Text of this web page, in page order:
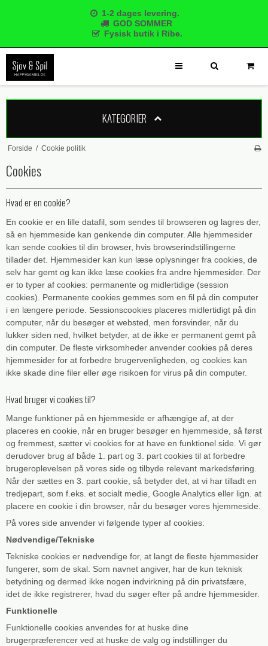
1-2 dages levering.
GOD SOMMER
Fysisk butik i Ribe.
KATEGORIER
Forside / Cookie politik
Cookies
Hvad er en cookie?
En cookie er en lille datafil, som sendes til browseren og lagres der,
så en hjemmeside kan genkende din computer. Alle hjemmesider
kan sende cookies til din browser, hvis browserindstillingerne
tillader det. Hjemmesider kan kun læse oplysninger fra cookies, de
selv har gemt og kan ikke læse cookies fra andre hjemmesider. Der
er to typer af cookies: permanente og midlertidige (session
cookies). Permanente cookies gemmes som en fil på din computer
i en længere periode. Sessionscookies placeres midlertidigt på din
computer, når du besøger et websted, men forsvinder, når du
lukker siden ned, hvilket betyder, at de ikke er permanent gemt på
din computer. De fleste virksomheder anvender cookies på deres
hjemmesider for at forbedre brugervenligheden, og cookies kan
ikke skade dine filer eller øge risikoen for virus på din computer.
Hvad bruger vi cookies til?
Mange funktioner på en hjemmeside er afhængige af, at der
placeres en cookie, når en bruger besøger en hjemmeside, så først
og fremmest, sætter vi cookies for at have en funktionel side. Vi gør
derudover brug af både 1. part og 3. part cookies til at forbedre
brugeroplevelsen på vores side og tilbyde relevant markedsføring.
Når der sættes en 3. part cookie, så betyder det, at vi har tilladt en
tredjepart, som f.eks. et socialt medie, Google Analytics eller lign. at
placere en cookie i din browser, når du besøger vores hjemmeside.
På vores side anvender vi følgende typer af cookies:
Nødvendige/Tekniske
Tekniske cookies er nødvendige for, at langt de fleste hjemmesider
fungerer, som de skal. Som navnet angiver, har de kun teknisk
betydning og dermed ikke nogen indvirkning på din privatsfære,
idet de ikke registrerer, hvad du søger efter på andre hjemmesider.
Funktionelle
Funktionelle cookies anvendes for at huske dine
brugerpræferencer ved at huske de valg og indstillinger du